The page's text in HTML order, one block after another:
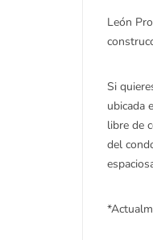
León
Si
ubicada
libre de
del